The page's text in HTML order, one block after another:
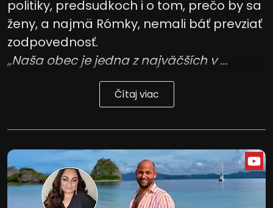
politiky, predsudkoch i o tom, prečo by sa
ženy, a najmä Rómky, nemali báť prevziať
zodpovednosť.
„Naša obec je jedna z najväčších v ...
Čítaj viac